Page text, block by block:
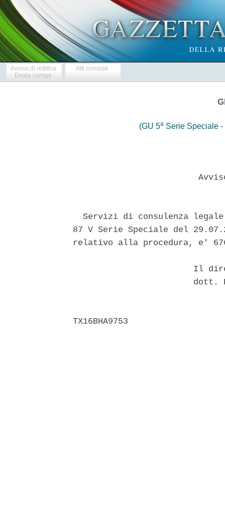
Avviso di rettifica
Errata corrige
Atti correlati
(GU 5aSerie Speciale -
Servizi di consulenza
87 V Serie Speciale del
relativo alla procedura, e'
Il